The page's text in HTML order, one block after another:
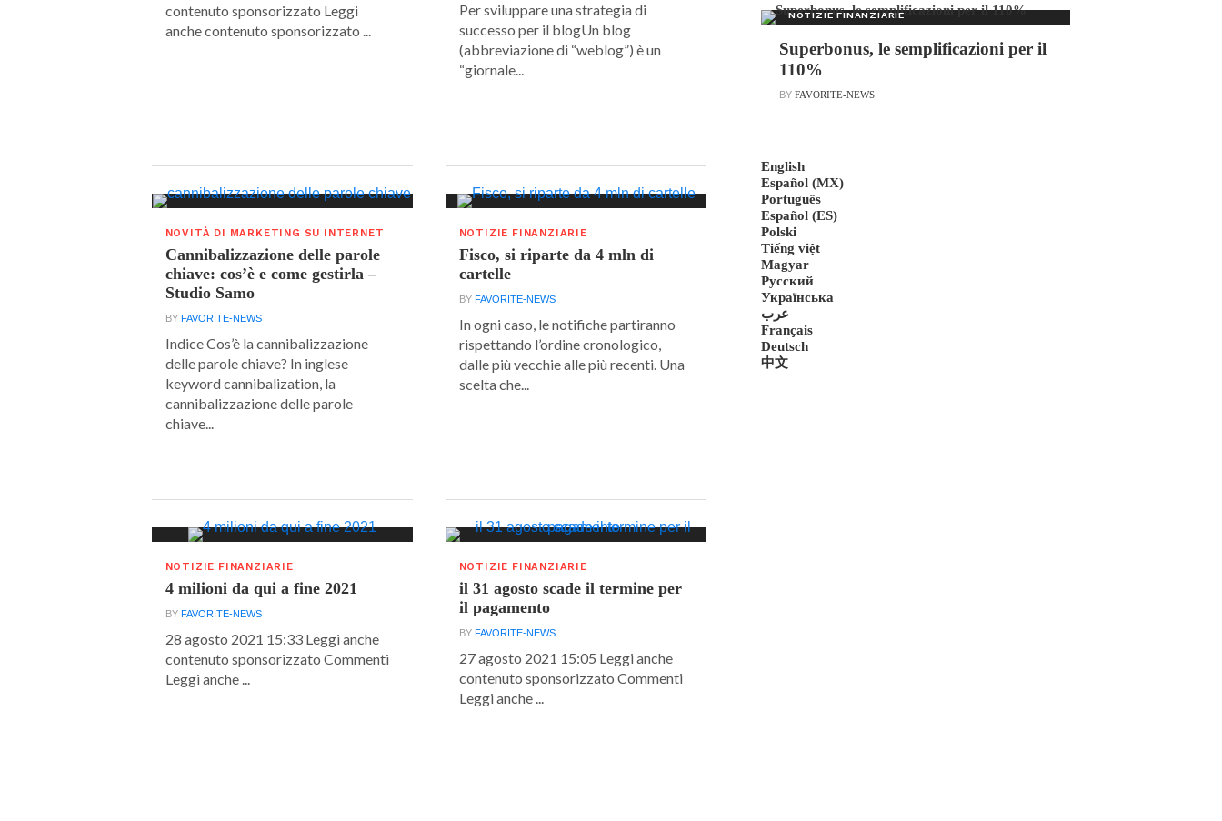
contenuto sponsorizzato Leggi
anche contenuto sponsorizzato ...
Per sviluppare una strategia di
successo per il blogUn blog
(abbreviazione di “weblog”) è un
“giornale...
NOVITÀ DI MARKETING SU INTERNET
Cannibalizzazione delle parole
chiave: cos’è e come gestirla –
Studio Samo
BY FAVORITE-NEWS
Indice Cos’è la cannibalizzazione
delle parole chiave? In inglese
keyword cannibalization, la
cannibalizzazione delle parole
chiave...
NOTIZIE FINANZIARIE
Fisco, si riparte da 4 mln di
cartelle
BY FAVORITE-NEWS
In ogni caso, le notifiche partiranno
rispettando l’ordine cronologico,
dalle più vecchie alle più recenti. Una
scelta che...
NOTIZIE FINANZIARIE
4 milioni da qui a fine 2021
BY FAVORITE-NEWS
28 agosto 2021 15:33 Leggi anche
contenuto sponsorizzato Commenti
Leggi anche ...
NOTIZIE FINANZIARIE
il 31 agosto scade il termine per
il pagamento
BY FAVORITE-NEWS
27 agosto 2021 15:05 Leggi anche
contenuto sponsorizzato Commenti
Leggi anche ...
NOTIZIE FINANZIARIE
Superbonus, le semplificazioni per il
110%
BYFAVORITE-NEWS
English
Español (MX)
Português
Español (ES)
Polski
Tiếng việt
Magyar
Русский
Українська
عرب
Français
Deutsch
中文